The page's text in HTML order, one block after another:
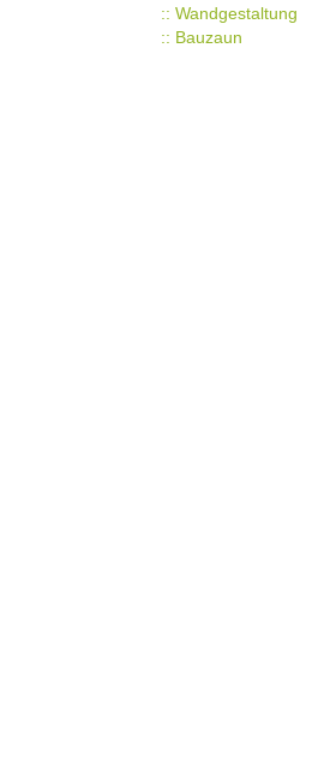
:: Wandgestaltung
:: Bauzaun